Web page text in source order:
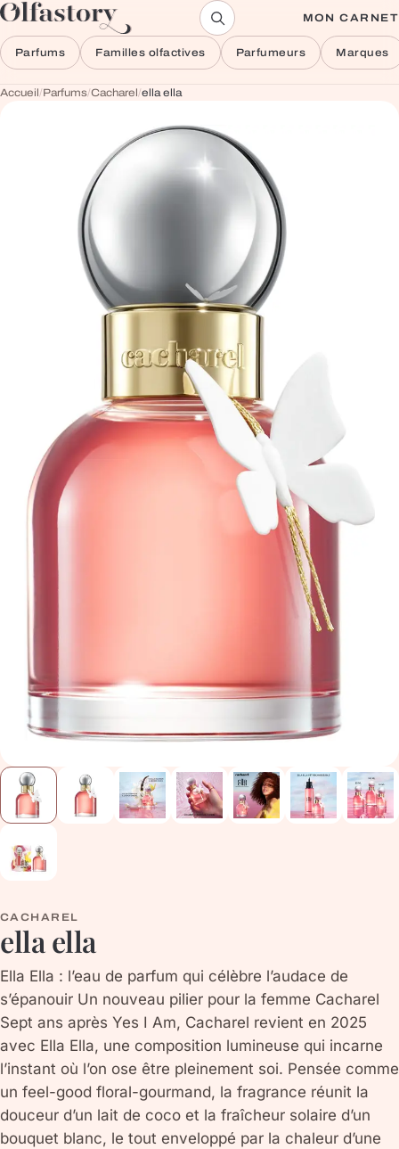
Aller au contenu MON CARNET
Parfums Familles olfactives Parfumeurs Marques
Accueil/Parfums/Cacharel/ella ella
CACHAREL
ella ella
Ella Ella : l’eau de parfum qui célèbre l’audace de
s’épanouir Un nouveau pilier pour la femme Cacharel
Sept ans après Yes I Am, Cacharel revient en 2025
avec Ella Ella, une composition lumineuse qui incarne
l’instant où l’on ose être pleinement soi. Pensée comme
un feel-good floral-gourmand, la fragrance réunit la
douceur d’un lait de coco et la fraîcheur solaire d’un
bouquet blanc, le tout enveloppé par la chaleur d’une